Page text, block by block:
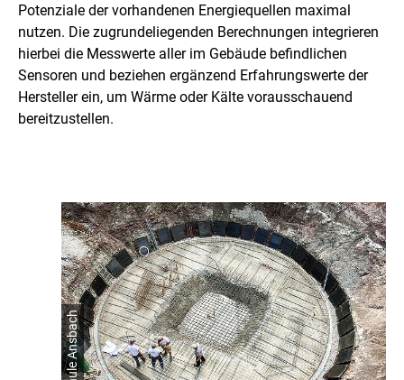
Potenziale der vorhandenen Energiequellen maximal
nutzen. Die zugrundeliegenden Berechnungen integrieren
hierbei die Messwerte aller im Gebäude befindlichen
Sensoren und beziehen ergänzend Erfahrungswerte der
Hersteller ein, um Wärme oder Kälte vorausschauend
bereitzustellen.